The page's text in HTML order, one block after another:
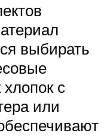
выбирать
с
или